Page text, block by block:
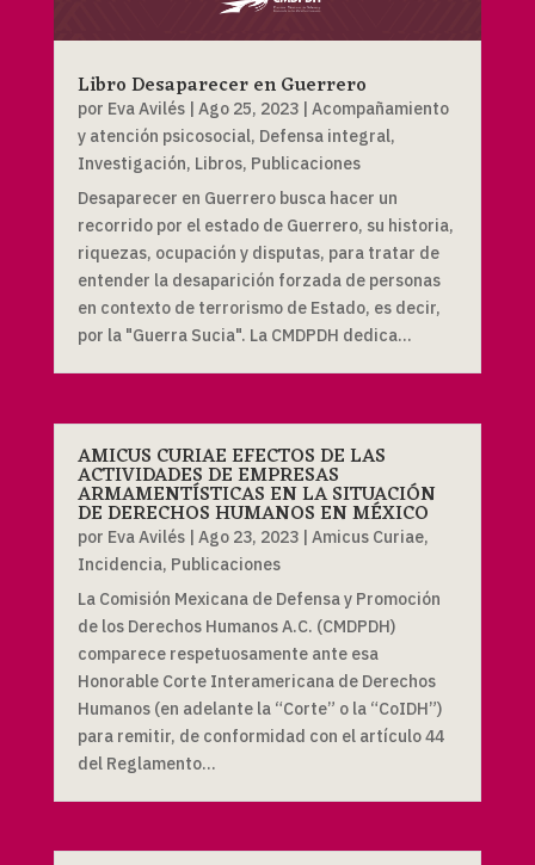
Libro Desaparecer en Guerrero
por Eva Avilés| Ago 25, 2023| Acompañamiento
y atención psicosocial, Defensa integral,
Investigación, Libros, Publicaciones
Desaparecer en Guerrero busca hacer un
recorrido por el estado de Guerrero, su historia,
riquezas, ocupación y disputas, para tratar de
entender la desaparición forzada de personas
en contexto de terrorismo de Estado, es decir,
por la "Guerra Sucia". La CMDPDH dedica...
AMICUS CURIAE EFECTOS DE LAS
ACTIVIDADES DE EMPRESAS
ARMAMENTÍSTICAS EN LA SITUACIÓN
DE DERECHOS HUMANOS EN MÉXICO
por Eva Avilés| Ago 23, 2023| Amicus Curiae,
Incidencia, Publicaciones
La Comisión Mexicana de Defensa y Promoción
de los Derechos Humanos A.C. (CMDPDH)
comparece respetuosamente ante esa
Honorable Corte Interamericana de Derechos
Humanos (en adelante la “Corte” o la “CoIDH”)
para remitir, de conformidad con el artículo 44
del Reglamento...